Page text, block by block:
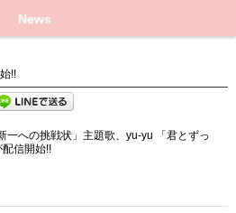
News
!!
一への挑戦状」主題歌、yu-yu 「君とずっ
信開始!!